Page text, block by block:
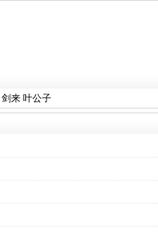
剑来 叶公子